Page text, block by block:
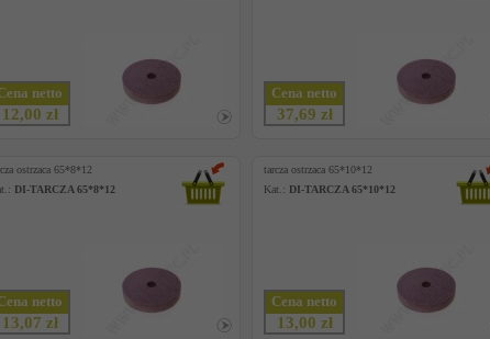
netto
12,00 zł
Cena netto
37,69 zł
ostrzaca 65*8*12
DI-TARCZA 65*8*12
netto
13,07 zł
tarcza ostrzaca 65*10*12
Kat.: DI-TARCZA 65*10*12
Cena netto
13,00 zł